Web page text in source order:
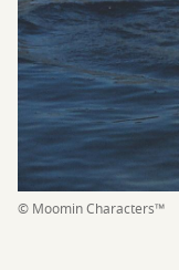
© Moomin Characters™